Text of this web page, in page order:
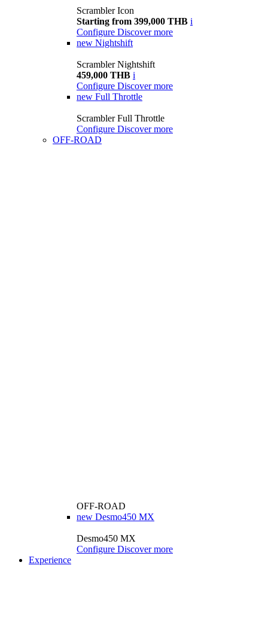
Scrambler Icon
Starting from 399,000 THB i
Configure Discover more
new Nightshift
Scrambler Nightshift
459,000 THB i
Configure Discover more
new Full Throttle
Scrambler Full Throttle
Configure Discover more
OFF-ROAD
OFF-ROAD
new Desmo450 MX
Desmo450 MX
Configure Discover more
Experience